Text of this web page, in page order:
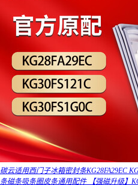
碳云适用西门子冰箱密封条KG28FA29EC
条磁条吸条圈皮条通用配件 【强磁升级】